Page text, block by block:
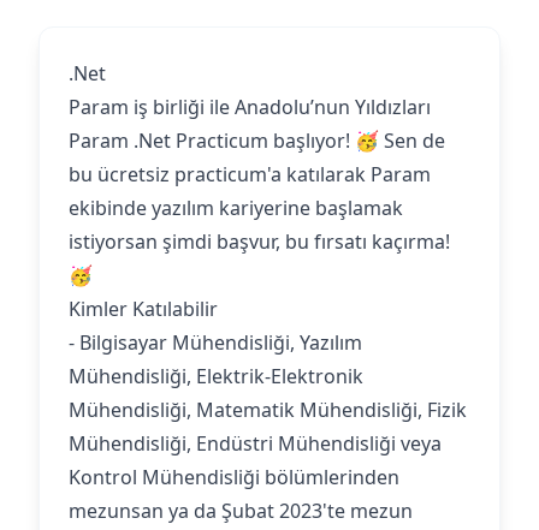
.Net
Param iş birliği ile Anadolu’nun Yıldızları
Param .Net Practicum başlıyor! 🥳 Sen de
bu ücretsiz practicum'a katılarak Param
ekibinde yazılım kariyerine başlamak
istiyorsan şimdi başvur, bu fırsatı kaçırma!
🥳
Kimler Katılabilir
- Bilgisayar Mühendisliği, Yazılım
Mühendisliği, Elektrik-Elektronik
Mühendisliği, Matematik Mühendisliği, Fizik
Mühendisliği, Endüstri Mühendisliği veya
Kontrol Mühendisliği bölümlerinden
mezunsan ya da Şubat 2023'te mezun